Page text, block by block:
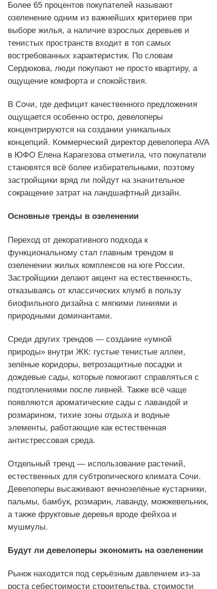
Более 65 процентов покупателей называют
озеленение одним из важнейших критериев при
выборе жилья, а наличие взрослых деревьев и
тенистых пространств входит в топ самых
востребованных характеристик. По словам
Сердюкова, люди покупают не просто квартиру, а
ощущение комфорта и спокойствия.
В Сочи, где дефицит качественного предложения
ощущается особенно остро, девелоперы
концентрируются на создании уникальных
концепций. Коммерческий директор девелопера AVA
в ЮФО Елена Карагезова отметила, что покупатели
становятся всё более избирательными, поэтому
застройщики вряд ли пойдут на значительное
сокращение затрат на ландшафтный дизайн.
Основные тренды в озеленении
Переход от декоративного подхода к
функциональному стал главным трендом в
озеленении жилых комплексов на юге России.
Застройщики делают акцент на естественность,
отказываясь от классических клумб в пользу
биофильного дизайна с мягкими линиями и
природными доминантами.
Среди других трендов — создание «умной
природы» внутри ЖК: густые тенистые аллеи,
зелёные коридоры, ветрозащитные посадки и
дождевые сады, которые помогают справляться с
подтоплениями после ливней. Также всё чаще
появляются ароматические сады с лавандой и
розмарином, тихие зоны отдыха и водные
элементы, работающие как естественная
антистрессовая среда.
Отдельный тренд — использование растений,
естественных для субтропического климата Сочи.
Девелоперы высаживают вечнозелёные кустарники,
пальмы, бамбук, розмарин, лаванду, можжевельник,
а также фруктовые деревья вроде фейхоа и
мушмулы.
Будут ли девелоперы экономить на озеленении
Рынок находится под серьёзным давлением из‑за
роста себестоимости строительства, стоимости